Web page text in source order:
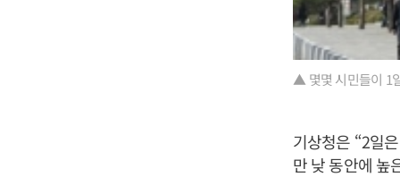
▲ 몇몇 시민들이 1
기상청은 “2일
만 낮 동안에 높